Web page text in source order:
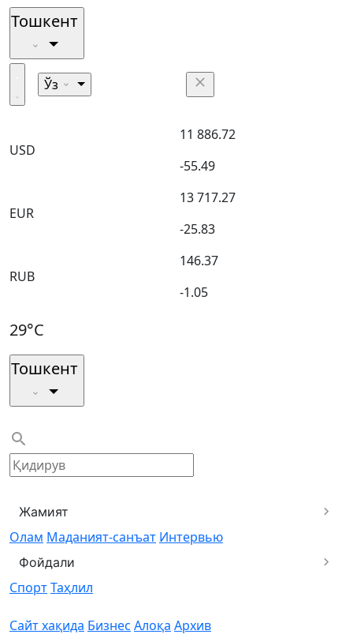
Тошкент
Ўз
USD
11 886.72
-55.49
EUR
13 717.27
-25.83
RUB
146.37
-1.05
29°C
Тошкент
Жамият
Олам Маданият-санъат Интервью
Фойдали
СпортТаҳлил
Сайт хақида Бизнес Алоқа Архив